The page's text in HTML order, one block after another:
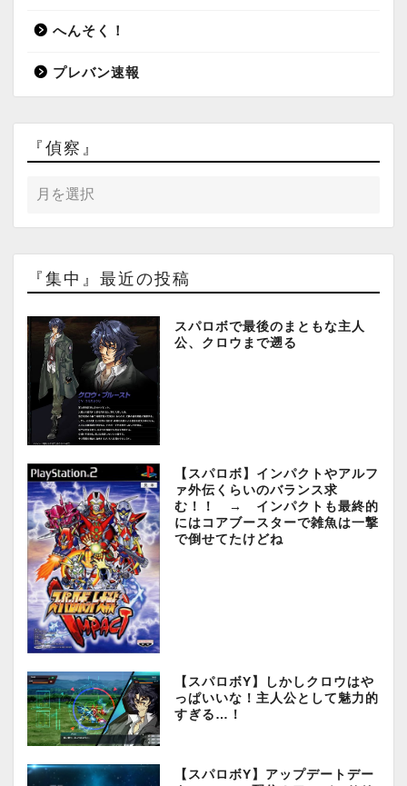
へんそく！
プレバン速報
『偵察』
『集中』最近の投稿
スパロボで最後のまともな主人
公、クロウまで遡る
【スパロボ】インパクトやアルフ
ァ外伝くらいのバランス求
む！！ → インパクトも最終的
にはコアブースターで雑魚は一撃
で倒せてたけどね
【スパロボY】しかしクロウはや
っぱいいな！主人公として魅力的
すぎる…！
【スパロボY】アップデートデー